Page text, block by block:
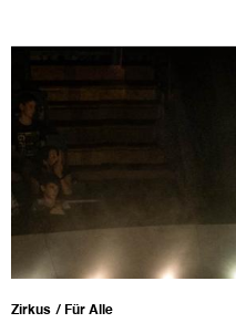
Zirkus Für Alle